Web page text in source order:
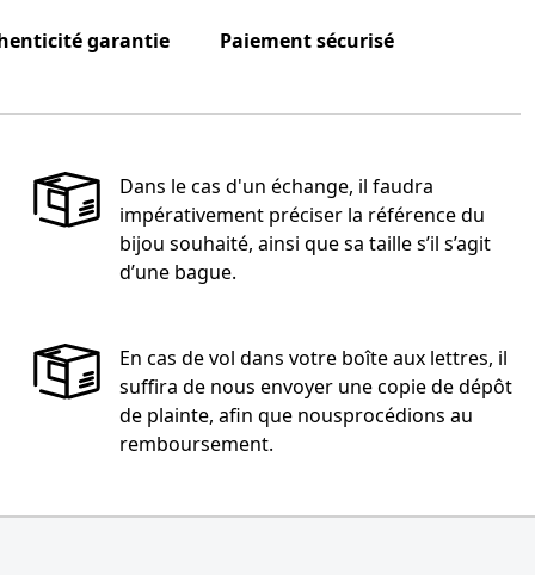
garantie Paiement sécurisé
Dans le cas d'un échange, il faudra
impérativement préciser la référence du
bijou souhaité, ainsi que sa taille s’il s’agit
d’une bague.
En cas de vol dans votre boîte aux lettres, il
suffira de nous envoyer une copie de dépôt
de plainte, afin que nousprocédions au
remboursement.